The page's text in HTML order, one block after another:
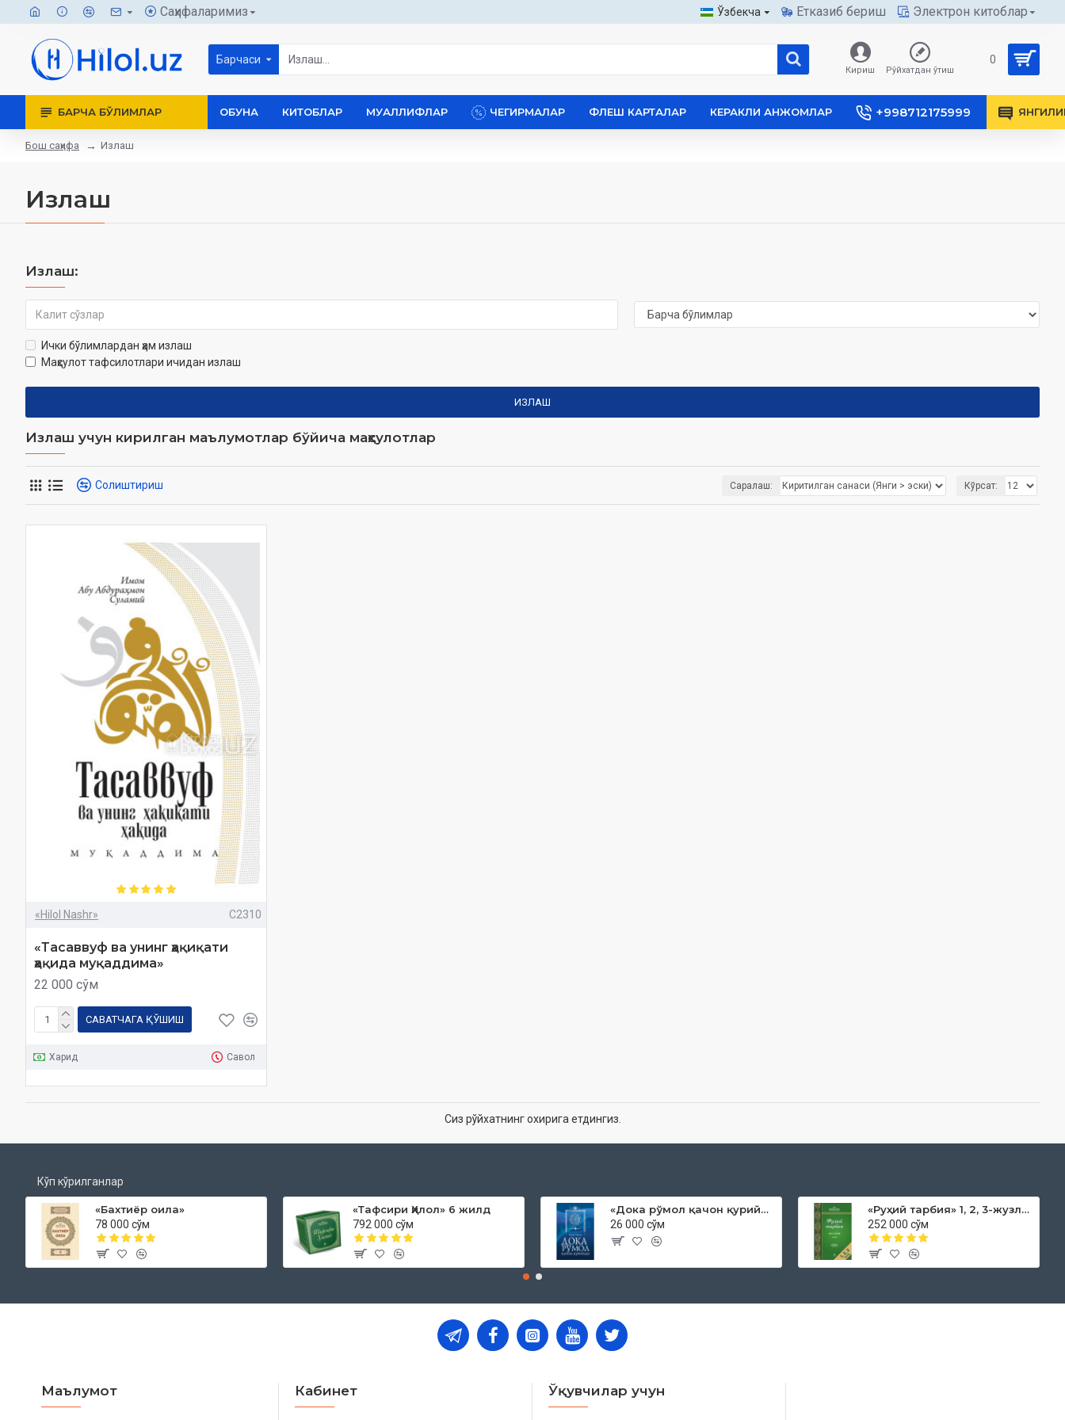
Саҳифаларимиз Ўзбекча Етказиб бериш Электрон китоблар
Барчаси
Кириш Рўйхатдан ўтиш
0
БАРЧА БЎЛИМЛАР ОБУНА КИТОБЛАР МУАЛЛИФЛАР ЧЕГИРМАЛАР ФЛЕШ КАРТАЛАР КЕРАКЛИ АНЖОМЛАР +998712175999
Бош саҳифа Излаш
Излаш
Излаш:
Ички бўлимлардан ҳам излаш
Маҳсулот тафсилотлари ичидан излаш
ИЗЛАШ
Излаш учун кирилган маълумотлар бўйича маҳсулотлар
Солиштириш Саралаш: Кўрсат:
«Hilol Nashr» C2310
«Тасаввуф ва унинг ҳақиқати
ҳақида муқаддима»
22 000 сўм
САВАТЧАГА ҚЎШИШ
Харид Савол
Сиз рўйхатнинг охирига етдингиз.
Кўп кўрилганлар
«Бахтиёр оила»
78 000 сўм
«Тафсири Ҳилол» 6 жилд
792 000 сўм
«Дока рўмол қачон қурийди»
26 000 сўм
«Руҳий тарбия» 1, 2, 3-жузлар
252 000 сўм
Маълумот Кабинет Ўқувчилар учун